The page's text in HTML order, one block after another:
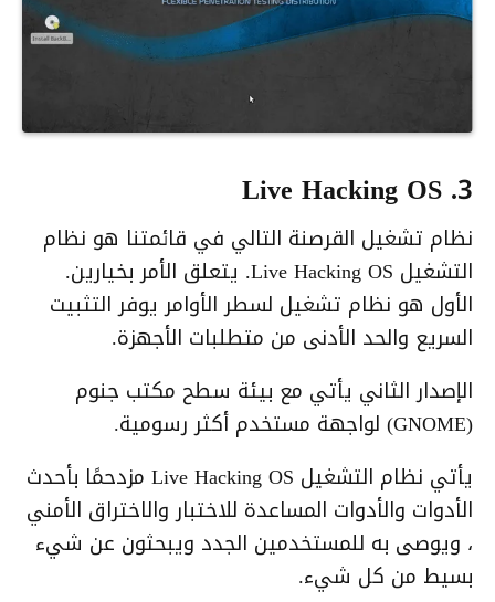
3. Live Hacking OS
نظام تشغيل القرصنة التالي في قائمتنا هو نظام
التشغيل Live Hacking OS. يتعلق الأمر بخيارين.
الأول هو نظام تشغيل لسطر الأوامر يوفر التثبيت
السريع والحد الأدنى من متطلبات الأجهزة.
الإصدار الثاني يأتي مع بيئة سطح مكتب جنوم
(GNOME) لواجهة مستخدم أكثر رسومية.
يأتي نظام التشغيل Live Hacking OS مزدحمًا بأحدث
الأدوات والأدوات المساعدة للاختبار والاختراق الأمني
، ويوصى به للمستخدمين الجدد ويبحثون عن شيء
بسيط من كل شيء.